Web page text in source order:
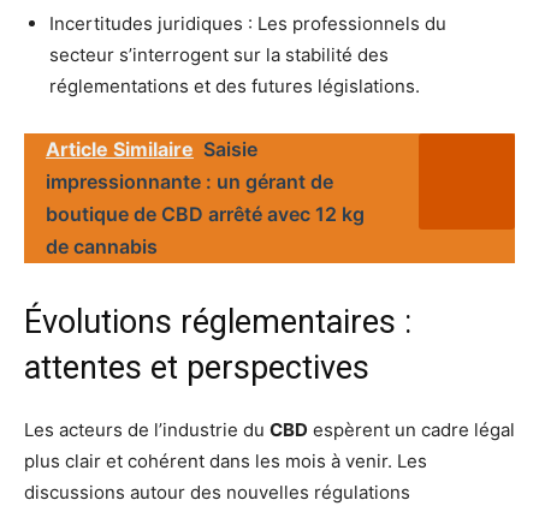
Incertitudes juridiques : Les professionnels du
secteur s’interrogent sur la stabilité des
réglementations et des futures législations.
Article Similaire Saisie
impressionnante : un gérant de
boutique de CBD arrêté avec 12 kg
de cannabis
Évolutions réglementaires :
attentes et perspectives
Les acteurs de l’industrie du CBD espèrent un cadre légal
plus clair et cohérent dans les mois à venir. Les
discussions autour des nouvelles régulations